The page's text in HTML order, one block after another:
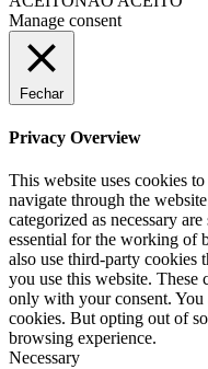
Manage consent
Fechar
Privacy Overview
This website uses cookies
navigate through the
categorized as necessary
essential for the working of
also use third-party cookies
you use this website.
only with your consent. You
cookies. But opting out of
browsing experience.
Necessary